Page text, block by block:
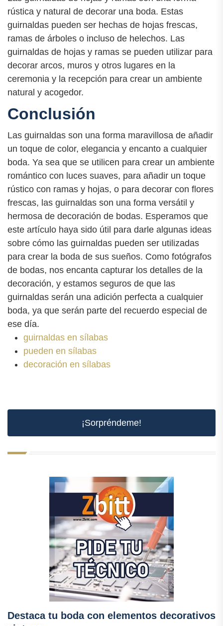
rústica y natural de decorar una boda. Estas
guirnaldas pueden ser hechas de hojas frescas,
ramas de árboles o incluso de helechos. Las
guirnaldas de hojas y ramas se pueden utilizar para
decorar arcos, muros y otros lugares en la
ceremonia y la recepción para crear un ambiente
natural y acogedor.
Conclusión
Las guirnaldas son una forma maravillosa de añadir
un toque de color, elegancia y encanto a cualquier
boda. Ya sea que se utilicen para crear un ambiente
romántico con luces suaves, para añadir un toque
rústico con ramas y hojas, o para decorar con flores
frescas, las guirnaldas son una forma versátil y
hermosa de decoración de bodas. Esperamos que
este artículo haya sido útil para darle algunas ideas
sobre cómo las guirnaldas pueden ser utilizadas
para crear la boda de sus sueños. Como fotógrafos
de bodas, nos encanta capturar los detalles de la
decoración, y estamos seguros de que las
guirnaldas serán una adición perfecta a cualquier
boda, ya que serán parte del recuerdo especial de
ese día.
guirnaldas en sílabas
pueden en sílabas
decoración en sílabas
¡Sorpréndeme!
Destaca tu boda con elementos decorativos